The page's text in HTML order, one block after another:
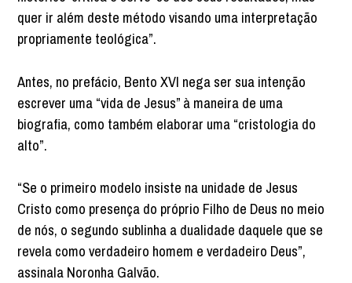
quer ir além deste método visando uma interpretação
propriamente teológica”.
Antes, no prefácio, Bento XVI nega ser sua intenção
escrever uma “vida de Jesus” à maneira de uma
biografia, como também elaborar uma “cristologia do
alto”.
“Se o primeiro modelo insiste na unidade de Jesus
Cristo como presença do próprio Filho de Deus no meio
de nós, o segundo sublinha a dualidade daquele que se
revela como verdadeiro homem e verdadeiro Deus”,
assinala Noronha Galvão.